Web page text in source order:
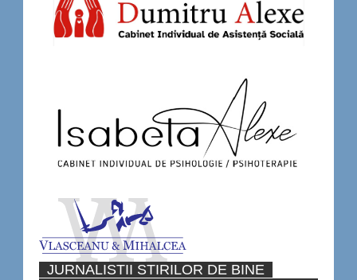
JURNALISTII STIRILOR DE BINE